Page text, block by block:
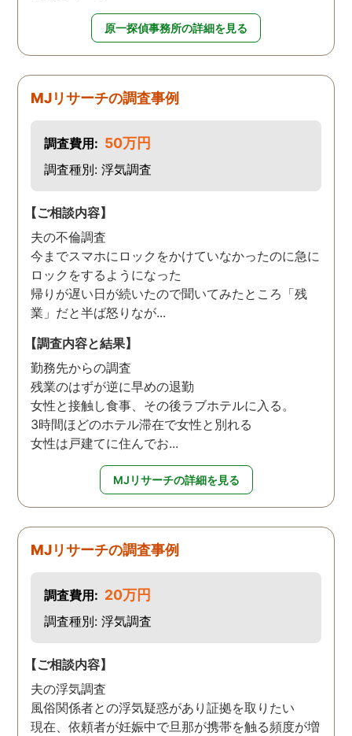
原一探偵事務所の詳細を見る
MJリサーチの調査事例
調査費用: 50万円
調査種別: 浮気調査
【ご相談内容】
夫の不倫調査
今までスマホにロックをかけていなかったのに急に
ロックをするようになった
帰りが遅い日が続いたので聞いてみたところ「残
業」だと半ば怒りなが...
【調査内容と結果】
勤務先からの調査
残業のはずが逆に早めの退勤
女性と接触し食事、その後ラブホテルに入る。
3時間ほどのホテル滞在で女性と別れる
女性は戸建てに住んでお...
MJリサーチの詳細を見る
MJリサーチの調査事例
調査費用: 20万円
調査種別: 浮気調査
【ご相談内容】
夫の浮気調査
風俗関係者との浮気疑惑があり証拠を取りたい
現在、依頼者が妊娠中で旦那が携帯を触る頻度が増